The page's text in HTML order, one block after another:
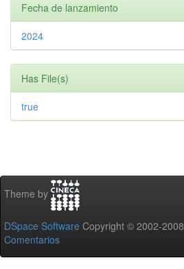
Fecha de lanzamiento
2024
Has File(s)
true
Theme by
DSpace Software Copyright © 2002-2008
Comentarios